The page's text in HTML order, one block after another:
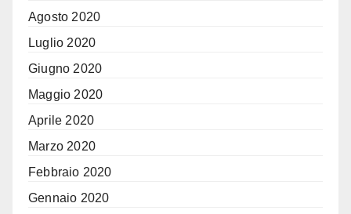
Agosto 2020
Luglio 2020
Giugno 2020
Maggio 2020
Aprile 2020
Marzo 2020
Febbraio 2020
Gennaio 2020